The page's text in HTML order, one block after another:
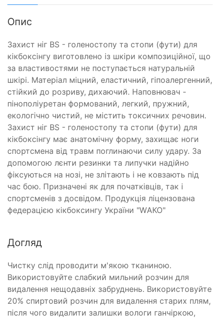
Опис
Захист ніг BS - голеностопу та стопи (фути) для
кікбоксінгу виготовлено із шкіри композиційної, що
за властивостями не поступається натуральній
шкірі. Матеріал міцний, еластичний, гіпоалергенний,
стійкий до розриву, дихаючий. Наповнювач -
пінополіуретан формований, легкий, пружний,
екологічно чистий, не містить токсичних речовин.
Захист ніг BS - голеностопу та стопи (фути) для
кікбоксінгу має анатомічну форму, захищає ноги
спортсмена від травм поглинаючи силу удару. За
допомогою лєнти резинки та липучки надійно
фіксуються на нозі, не злітають і не ковзають під
час бою. Призначені як для початківців, так і
спортсменів з досвідом. Продукція ліцензована
федерацією кікбоксингу України "WАКО"
Догляд
Чистку слід проводити м'якою тканиною.
Використовуйте слабкий мильний розчин для
видалення нещодавніх забруднень. Використовуйте
20% спиртовий розчин для видалення старих плям,
після чого видалити залишки вологи ганчіркою,